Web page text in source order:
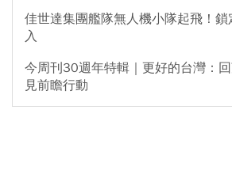
佳世達集團艦隊無人機小隊起飛！鎖
入
今周刊30週年特輯｜更好的台灣：
見前瞻行動